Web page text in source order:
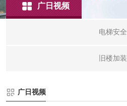
广日视频
电梯安全
旧楼加装
广日视频